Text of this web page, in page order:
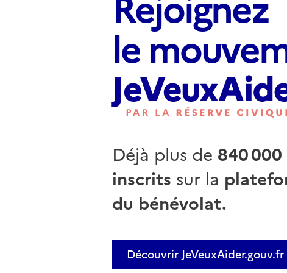
le
Déjà plus de 840
inscrits sur la
du bénévolat.
Découvrir JeVeuxAider.gouv.fr